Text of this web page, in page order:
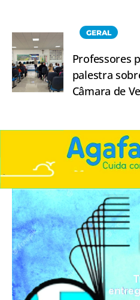
GERAL
Professores
palestra
Câmara de